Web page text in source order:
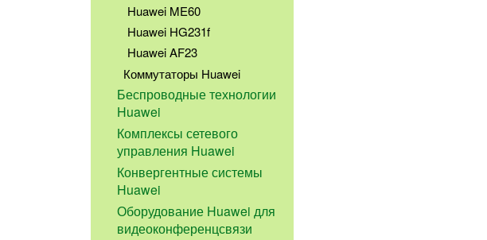
Huawei ME60
Huawei HG231f
Huawei AF23
Коммутаторы Huawei
Беспроводные технологии
Huawei
Комплексы сетевого
управления Huawei
Конвергентные системы
Huawei
Оборудование Huawei для
видеоконференцсвязи